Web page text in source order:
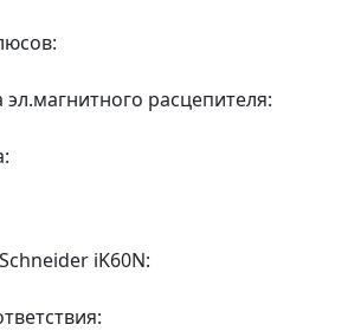
эл.магнитного расцепителя:
iK60N: